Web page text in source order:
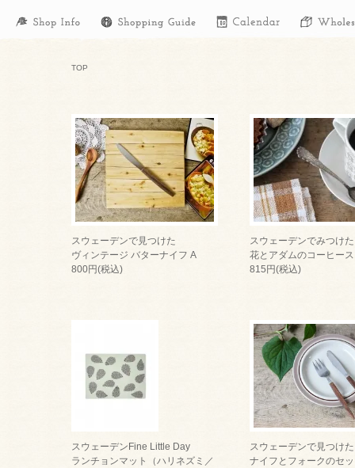
TOP
スウェーデンで見つけた
ヴィンテージ バターナイフ A
800円(税込)
スウェーデンでみつけた
花とアダムのコーヒー
815円(税込)
スウェーデンFine Little Day
ランチョンマット（ハリネズミ／
スウェーデンで見つけた
ナイフとフォークのセ